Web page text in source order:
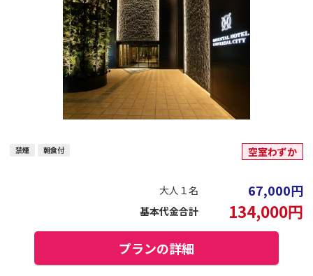
禁煙 朝食付 空室わずか
大人１名 67,000円
基本代金合計 134,000円
プランの詳細